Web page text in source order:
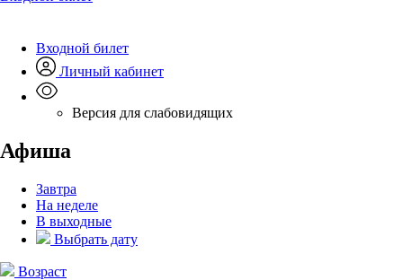
Входной билет
Личный кабинет
Версия для слабовидящих
Афиша
Завтра
На неделе
В выходные
Выбрать дату
Возраст